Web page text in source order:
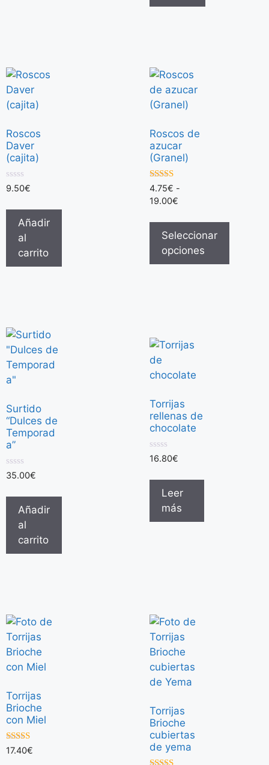
Roscos
Daver
(cajita)
0
5
9.50€
Añadir
al
carrito
Roscos de
azucar
(Granel)
5.00
de 5
4.75€ -
19.00€
Seleccionar
opciones
Surtido
“Dulces de
Temporad
a”
0
d
5
35.00€
Añadir
al
carrito
Torrijas
rellenas de
chocolate
0
5
16.80€
Leer
más
Torrijas
Brioche
con Miel
5.00
17.40€
Torrijas
Brioche
cubiertas
de yema